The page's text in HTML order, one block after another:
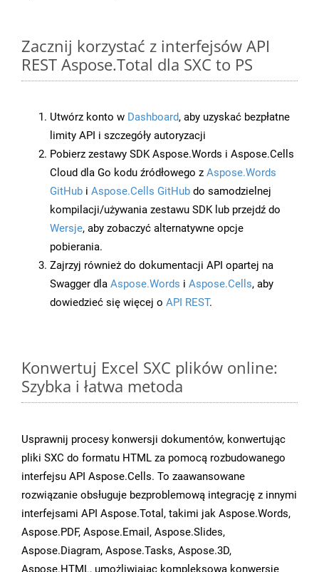
Zacznij korzystać z interfejsów API
REST Aspose.Total dla SXC to PS
Utwórz konto w Dashboard, aby uzyskać bezpłatne
limity API i szczegóły autoryzacji
Pobierz zestawy SDK Aspose.Words i Aspose.Cells
Cloud dla Go kodu źródłowego z Aspose.Words
GitHub i Aspose.Cells GitHub do samodzielnej
kompilacji/używania zestawu SDK lub przejdź do
Wersje, aby zobaczyć alternatywne opcje
pobierania.
Zajrzyj również do dokumentacji API opartej na
Swagger dla Aspose.Words i Aspose.Cells, aby
dowiedzieć się więcej o API REST.
Konwertuj Excel SXC plików online:
Szybka i łatwa metoda
Usprawnij procesy konwersji dokumentów, konwertując
pliki SXC do formatu HTML za pomocą rozbudowanego
interfejsu API Aspose.Cells. To zaawansowane
rozwiązanie obsługuje bezproblemową integrację z innymi
interfejsami API Aspose.Total, takimi jak Aspose.Words,
Aspose.PDF, Aspose.Email, Aspose.Slides,
Aspose.Diagram, Aspose.Tasks, Aspose.3D,
Aspose.HTML, umożliwiając kompleksową konwersję